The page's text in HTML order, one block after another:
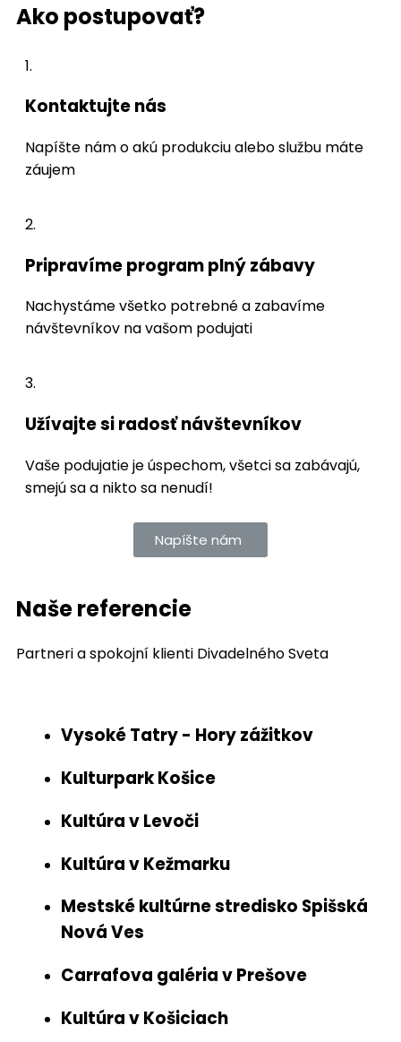
Ako postupovať?
1.
Kontaktujte nás
Napíšte nám o akú produkciu alebo službu máte
záujem
2.
Pripravíme program plný zábavy
Nachystáme všetko potrebné a zabavíme
návštevníkov na vašom podujati
3.
Užívajte si radosť návštevníkov
Vaše podujatie je úspechom, všetci sa zabávajú,
smejú sa a nikto sa nenudí!
Napíšte nám
Naše referencie
Partneri a spokojní klienti Divadelného Sveta
Vysoké Tatry - Hory zážitkov
Kulturpark Košice
Kultúra v Levoči
Kultúra v Kežmarku
Mestské kultúrne stredisko Spišská
Nová Ves
Carrafova galéria v Prešove
Kultúra v Košiciach